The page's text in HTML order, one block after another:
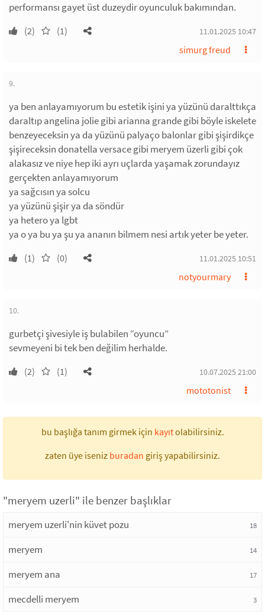
performansı gayet üst duzeydir oyunculuk bakımından.
(2) (1) 11.01.2025 10:47
simurg freud
9.
ya ben anlayamıyorum bu estetik işini ya yüzünü daralttıkça
daraltıp angelina jolie gibi arianna grande gibi böyle iskelete
benzeyeceksin ya da yüzünü palyaço balonlar gibi şişirdikçe
şişireceksin donatella versace gibi meryem üzerli gibi çok
alakasız ve niye hep iki ayrı uçlarda yaşamak zorundayız
gerçekten anlayamıyorum
ya sağcısın ya solcu
ya yüzünü şişir ya da söndür
ya hetero ya lgbt
ya o ya bu ya şu ya ananın bilmem nesi artık yeter be yeter.
(1) (0) 11.01.2025 10:51
notyourmary
10.
gurbetçi şivesiyle iş bulabilen “oyuncu”
sevmeyeni bi tek ben değilim herhalde.
(2) (1) 10.07.2025 21:00
mototonist
bu başlığa tanım girmek için kayıtolabilirsiniz.
zaten üye iseniz buradan giriş yapabilirsiniz.
"meryem uzerli" ile benzer başlıklar
meryem uzerli'nin küvet pozu 18
meryem 14
meryem ana 17
mecdelli meryem 3